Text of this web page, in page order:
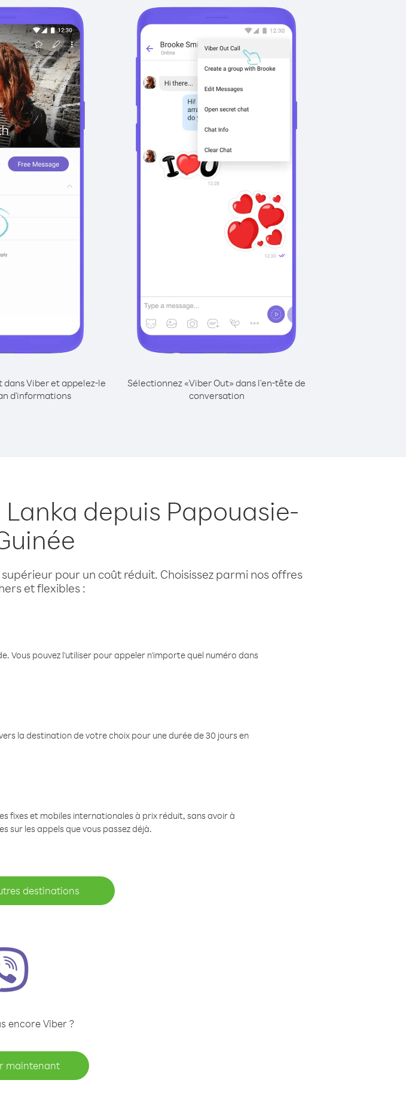
Viber et appelez-le
d'informations
Sélectionnez «Viber Out» dans l'en-tête de
conversation
depuis Papouasie-
pour un coût réduit. Choisissez parmi nos offres
et flexibles :
Vous pouvez l'utiliser pour appeler n'importe quel numéro dans
la destination de votre choix pour une durée de 30 jours en
fixes et mobiles internationales à prix réduit, sans avoir à
sur les appels que vous passez déjà.
destinations
encore Viber ?
maintenant